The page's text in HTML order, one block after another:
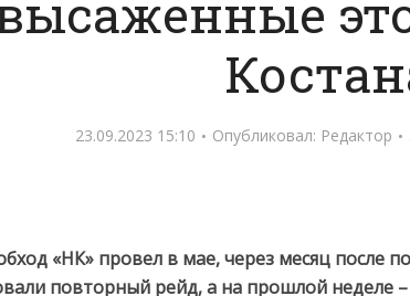
23.09.2023 15:10 Опубликовал: Редактор
«НК» провел в мае, через месяц после
повторный рейд, а на прошлой неделе